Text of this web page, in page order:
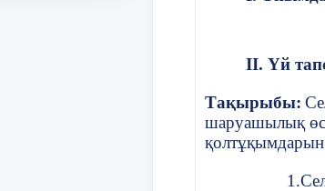
II. Үй
Тақырыбы:
шаруашылық
қолтұқымдарын